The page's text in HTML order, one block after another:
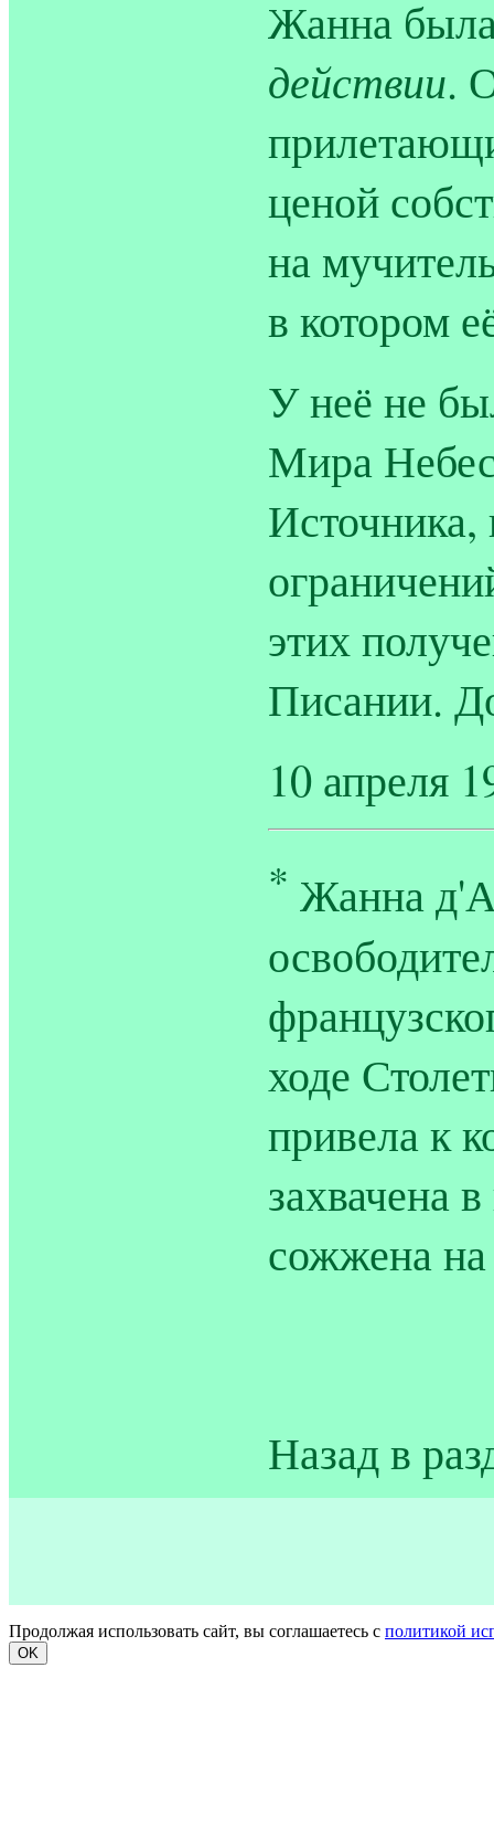
Жанна
действии.
ценой
на
в котором
У неё не
Мира
Источника,
этих
Писании.
10 апреля
* Жанна
ходе
привела к
захвачена
сожжена
Назад в
Продолжая использовать сайт, вы соглашаетесь с политикой
OK